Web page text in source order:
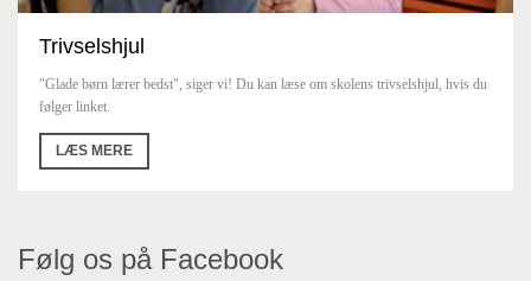
Trivselshjul
"Glade børn lærer bedst", siger vi! Du kan læse om skolens trivselshjul, hvis du
følger linket.
LÆS MERE
Følg os på Facebook